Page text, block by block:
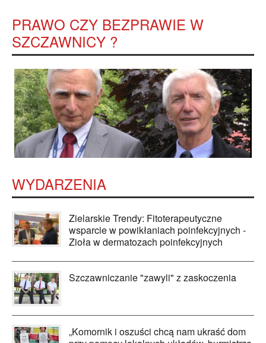
PRAWO CZY BEZPRAWIE W
SZCZAWNICY ?
WYDARZENIA
Zielarskie Trendy: Fitoterapeutyczne
wsparcie w powikłaniach poinfekcyjnych -
Zioła w dermatozach poinfekcyjnych
Szczawniczanie "zawyli" z zaskoczenia
„Komornik i oszuści chcą nam ukraść dom